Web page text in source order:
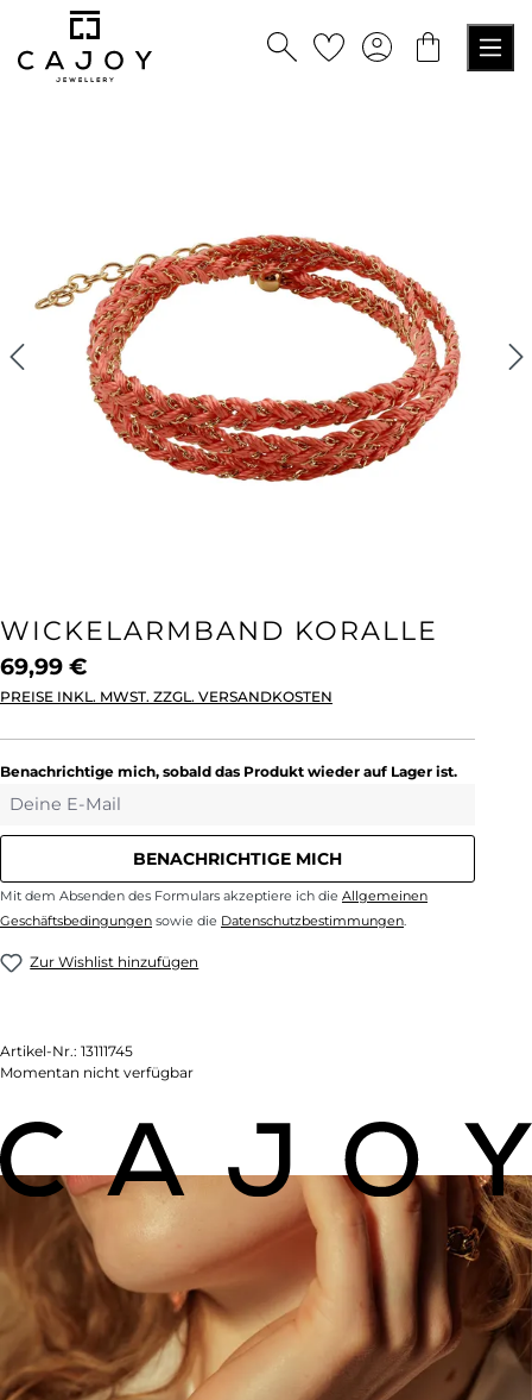
springen
WICKELARMBAND KORALLE
69,99 €
PREISE INKL. MWST. ZZGL. VERSANDKOSTEN
Benachrichtige mich, sobald das Produkt wieder auf Lager ist.
Deine E-Mail
BENACHRICHTIGE MICH
Mit dem Absenden des Formulars akzeptiere ich die Allgemeinen
Geschäftsbedingungen sowie die Datenschutzbestimmungen.
Zur Wishlist hinzufügen
Artikel-Nr.: 13111745
Momentan nicht verfügbar